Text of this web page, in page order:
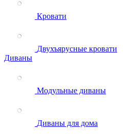
Кровати
Двухъярусные кровати
Диваны
Модульные диваны
Диваны для дома